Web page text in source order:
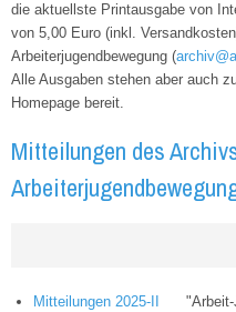
die aktuellste Printausgabe von
von 5,00 Euro (inkl.
Arbeiterjugendbewegung (
Alle Ausgaben stehen aber auch
Homepage bereit.
Mitteilungen des
Mitteilungen 2025-II